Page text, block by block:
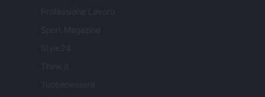
Professione Lavoro
Sport Magazine
Style24
Think.it
Tuobenessere